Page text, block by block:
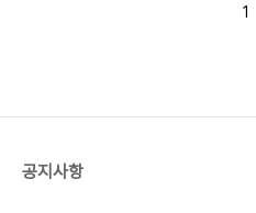
1
공지사항